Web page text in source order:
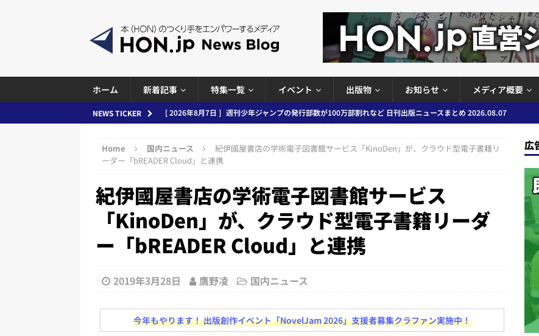
ホーム 新着記事 特集一覧 イベント 出版物 お知らせ メディア概要
NEWS TICKER [ 2026年8月6日 ] ラップも読書など 日刊出版ニュースまとめ 2026.08.06
日刊出版ニュースまとめ
ースまとめ 2026.08.05
日刊出版ニュースまとめ
め 2026.08.04
日刊出版ニュースまとめ
[ 2026年8月3日 ] 「講談社、著者向けポータルサイト提供開始」「EUが生成AIコンテンツの識別表示を義
務化」など、週刊出版ニュースまとめ＆コラム #726（2026年7月26日～8月1日）
[ 2026年8月2日 ] EUが生成AIコンテンツの識別表示を義務化など 日刊出版ニュースまとめ 2026.08.02
[ 2026年8月1日 ] 文科省、プログラミング教育にAI活用方針など 日刊出版ニュースまとめ 2026.08.01
Home 国内ニュース
紀伊國屋書店の学術電子図書館サービス「KinoDen」が、クラウド型電子書籍リ
ーダー「bREADER Cloud」と連携
紀伊國屋書店の学術電子図書館サービス
「KinoDen」が、クラウド型電子書籍リーダ
ー「bREADER Cloud」と連携
2019年3月28日 鷹野凌 国内ニュース
今年もやります！ 出版創作イベント「NovelJam 2026」支援者募集クラファン実施中！
広